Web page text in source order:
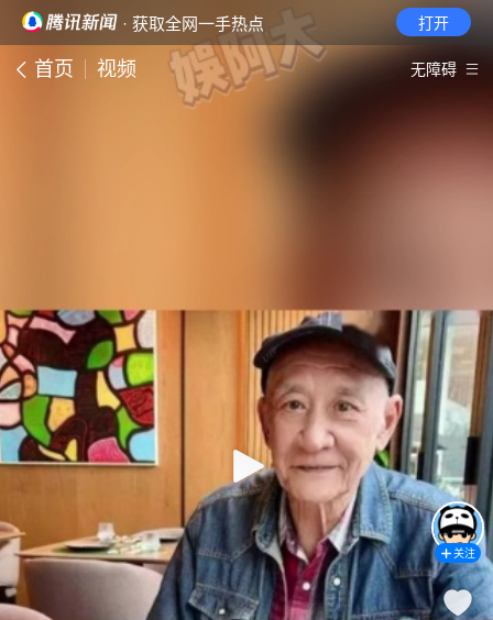
· 获取全网一手热点 打开
首页 视频 无障碍
关注